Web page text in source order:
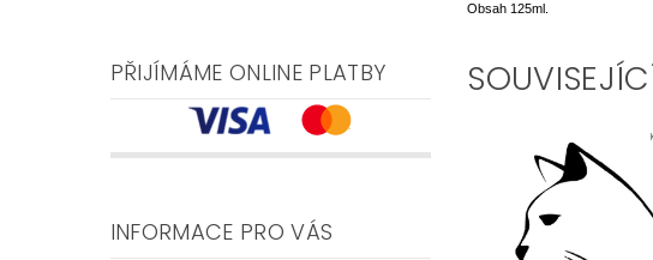
PŘIJÍMÁME ONLINE PLATBY
INFORMACE PRO VÁS
Obsah 125ml.